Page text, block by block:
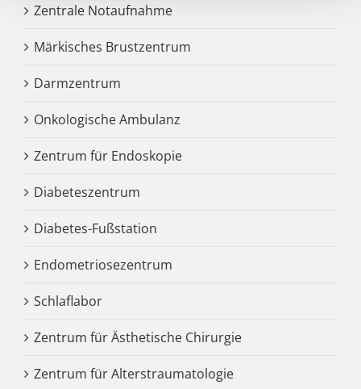
Zentrale Notaufnahme
Märkisches Brustzentrum
Darmzentrum
Onkologische Ambulanz
Zentrum für Endoskopie
Diabeteszentrum
Diabetes-Fußstation
Endometriosezentrum
Schlaflabor
Zentrum für Ästhetische Chirurgie
Zentrum für Alterstraumatologie